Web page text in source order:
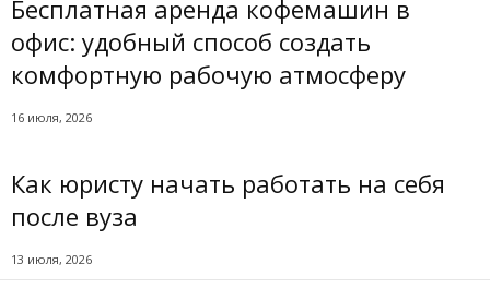
Бесплатная аренда кофемашин в
офис: удобный способ создать
комфортную рабочую атмосферу
16 июля, 2026
Как юристу начать работать на себя
после вуза
13 июля, 2026